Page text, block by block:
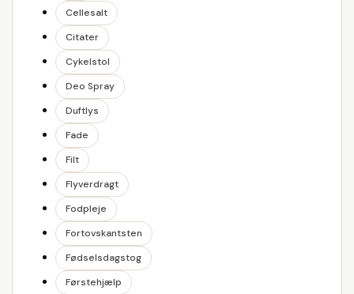
Cellesalt
Citater
Cykelstol
Deo Spray
Duftlys
Fade
Filt
Flyverdragt
Fodpleje
Fortovskantsten
Fødselsdagstog
Førstehjælp